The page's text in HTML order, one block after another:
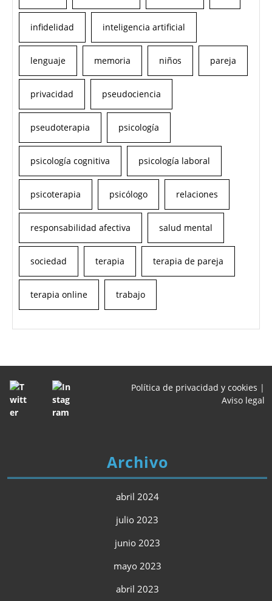
infidelidad inteligencia artificial
lenguaje memoria niños pareja
privacidad pseudociencia
pseudoterapia psicología
psicología cognitiva psicología laboral
psicoterapia psicólogo relaciones
responsabilidad afectiva salud mental
sociedad terapia terapia de pareja
terapia online trabajo
Política de privacidad y cookies |
Aviso legal
Archivo
abril 2024
julio 2023
junio 2023
mayo 2023
abril 2023